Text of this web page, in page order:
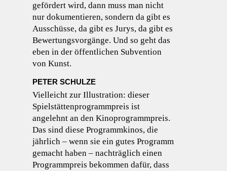
gefördert wird, dann muss man nicht
nur dokumentieren, sondern da gibt es
Ausschüsse, da gibt es Jurys, da gibt es
Bewertungsvorgänge. Und so geht das
eben in der öffentlichen Subvention
von Kunst.
PETER SCHULZE
Vielleicht zur Illustration: dieser
Spielstättenprogrammpreis ist
angelehnt an den Kinoprogrammpreis.
Das sind diese Programmkinos, die
jährlich – wenn sie ein gutes Programm
gemacht haben – nachträglich einen
Programmpreis bekommen dafür, dass